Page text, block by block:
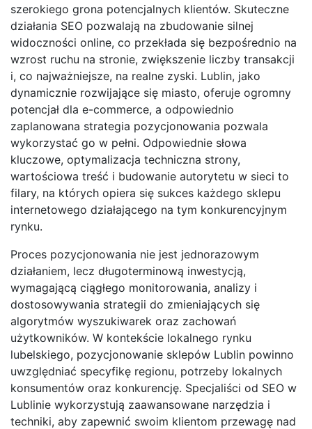
szerokiego grona potencjalnych klientów. Skuteczne
działania SEO pozwalają na zbudowanie silnej
widoczności online, co przekłada się bezpośrednio na
wzrost ruchu na stronie, zwiększenie liczby transakcji
i, co najważniejsze, na realne zyski. Lublin, jako
dynamicznie rozwijające się miasto, oferuje ogromny
potencjał dla e-commerce, a odpowiednio
zaplanowana strategia pozycjonowania pozwala
wykorzystać go w pełni. Odpowiednie słowa
kluczowe, optymalizacja techniczna strony,
wartościowa treść i budowanie autorytetu w sieci to
filary, na których opiera się sukces każdego sklepu
internetowego działającego na tym konkurencyjnym
rynku.
Proces pozycjonowania nie jest jednorazowym
działaniem, lecz długoterminową inwestycją,
wymagającą ciągłego monitorowania, analizy i
dostosowywania strategii do zmieniających się
algorytmów wyszukiwarek oraz zachowań
użytkowników. W kontekście lokalnego rynku
lubelskiego, pozycjonowanie sklepów Lublin powinno
uwzględniać specyfikę regionu, potrzeby lokalnych
konsumentów oraz konkurencję. Specjaliści od SEO w
Lublinie wykorzystują zaawansowane narzędzia i
techniki, aby zapewnić swoim klientom przewagę nad